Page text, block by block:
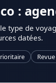
:
type de
datées.